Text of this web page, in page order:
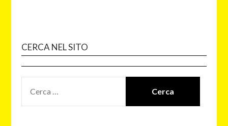
CERCA NEL SITO